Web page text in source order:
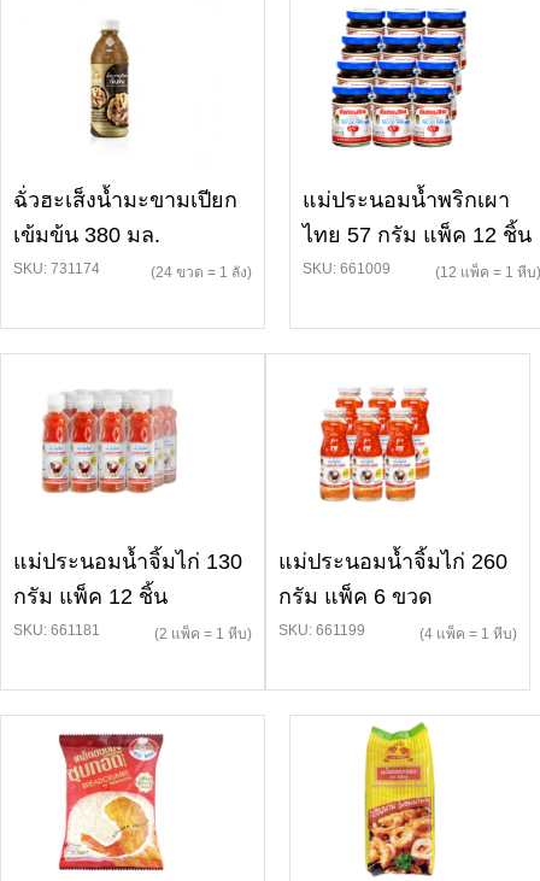
ฉั่วฮะเส็งน้ำมะขามเปียก
เข้มข้น 380 มล.
SKU: 731174 (24 ขวด = 1 ลัง)
แม่ประนอมน้ำพริกเผา
ไทย 57 กรัม แพ็ค 12 ชิ้น
SKU: 661009 (12 แพ็ค = 1 หีบ)
แม่ประนอมน้ำจิ้มไก่ 130
กรัม แพ็ค 12 ชิ้น
SKU: 661181 (2 แพ็ค = 1 หีบ)
แม่ประนอมน้ำจิ้มไก่ 260
กรัม แพ็ค 6 ขวด
SKU: 661199 (4 แพ็ค = 1 หีบ)